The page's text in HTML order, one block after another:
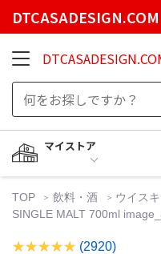
DTCASADESIGN.COM
マイストア
TOP 飲料・酒 ウイス
SINGLE MALT 700ml
(2920)